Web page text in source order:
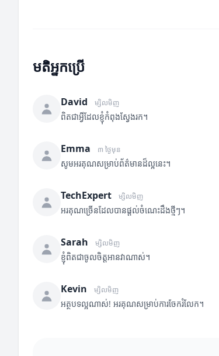
មតិអ្នកប្រើ
David ម្សិលមិញ
ពិតជាអ្វីដែលខ្ញុំកំពុងស្វែងរក។
Emma ៣ ថ្ងៃមុន
សូមអរគុណសម្រាប់ព័ត៌មានដ៏ល្អនេះ។
TechExpert ម្សិលមិញ
អរគុណច្រើនដែលបានផ្តល់ចំណេះដឹងថ្មីៗ។
Sarah ម្សិលមិញ
ខ្ញុំពិតជាចូលចិត្តអានវាណាស់។
Kevin ម្សិលមិញ
អត្ថបទល្អណាស់! អរគុណសម្រាប់ការចែករំលែក។